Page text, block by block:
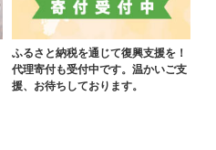
ふるさと納税を通じて復興支援を！
代理寄付も受付中です。温かいご支
援、お待ちしております。